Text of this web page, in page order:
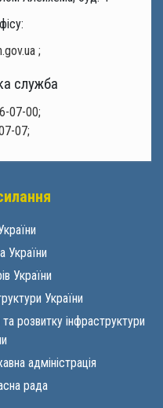
;
служба
07-00;
07;
України
України
України
розвитку інфраструктури
адміністрація
рада